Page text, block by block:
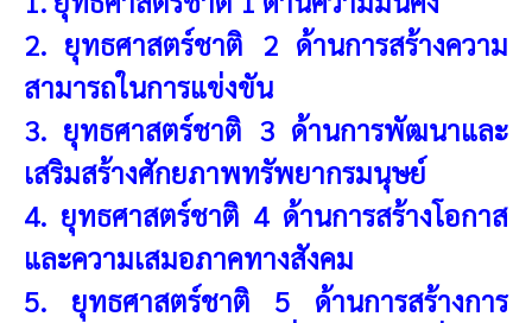
2. ยุทธศาสตร์ชาติ 2 ด้านการสร้างความ
สามารถในการแข่งขัน
3. ยุทธศาสตร์ชาติ 3 ด้านการพัฒนาและ
เสริมสร้างศักยภาพทรัพยากรมนุษย์
4. ยุทธศาสตร์ชาติ 4 ด้านการสร้างโอกาส
และความเสมอภาคทางสังคม
5. ยุทธศาสตร์ชาติ 5 ด้านการสร้างการ